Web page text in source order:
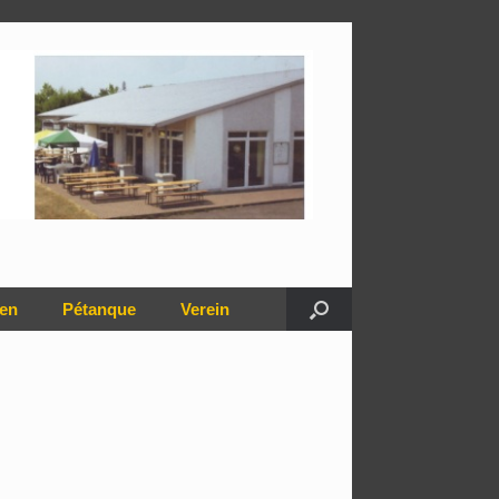
Pétanque Verein